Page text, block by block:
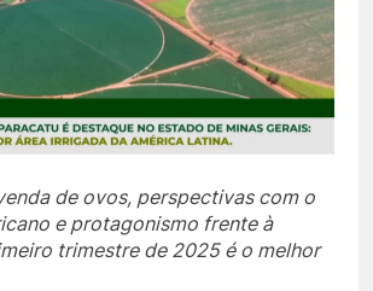
de ovos, perspectivas com o
e protagonismo frente à
trimestre de 2025 é o melhor